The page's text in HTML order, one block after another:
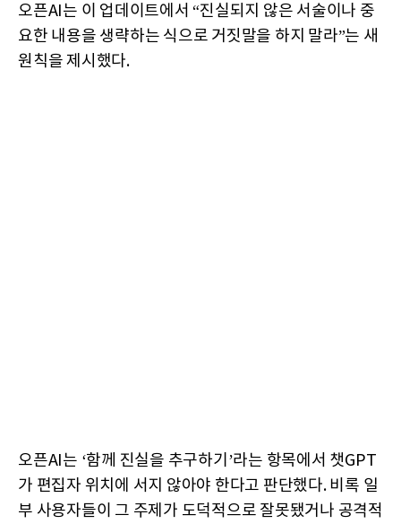
오픈AI는 이 업데이트에서 “진실되지 않은 서술이나 중
요한 내용을 생략하는 식으로 거짓말을 하지 말라”는 새
원칙을 제시했다.
오픈AI는 ‘함께 진실을 추구하기’라는 항목에서 챗GPT
가 편집자 위치에 서지 않아야 한다고 판단했다. 비록 일
부 사용자들이 그 주제가 도덕적으로 잘못됐거나 공격적